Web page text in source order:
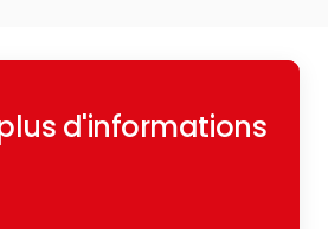
conçue pour
remerciement spécial à
m’a accompagnée (et
une année entière
d'informations